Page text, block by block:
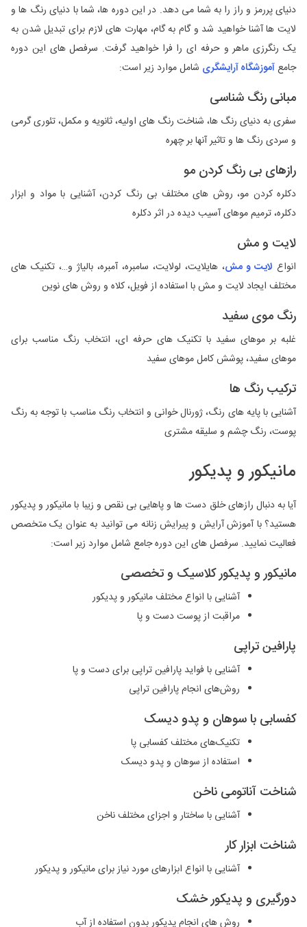
دنیای پر‌رمز و راز را به شما می‌ دهد. در این دوره ‌ها، شما با دنیای رنگ ‌ها و
لایت‌ ها آشنا خواهید شد و گام به گام، مهارت‌ های لازم برای تبدیل شدن به
یک رنگرزی ماهر و حرفه ‌ای را فرا خواهید گرفت. سرفصل‌ های این دوره
جامعآموزشگاه آرایشگری شامل موارد زیر است:
مبانی رنگ‌ شناسی
سفری به دنیای رنگ‌ ها، شناخت رنگ‌ های اولیه، ثانویه و مکمل، تئوری گرمی
و سردی رنگ‌ ها و تاثیر آنها بر چهره
رازهای بی‌ رنگ کردن مو
دکلره کردن مو، روش‌ های مختلف بی ‌رنگ کردن، آشنایی با مواد و ابزار
دکلره، ترمیم موهای آسیب ‌دیده در اثر دکلره
لایت و مش
انواع لایت و مش، هایلایت، لولایت، سامبره، آمبره، بالیاژ و…، تکنیک ‌های
مختلف ایجاد لایت و مش با استفاده از فویل، کلاه و روش ‌های نوین
رنگ موی سفید
غلبه بر موهای سفید با تکنیک‌ های حرفه ‌ای، انتخاب رنگ مناسب برای
موهای سفید، پوشش کامل موهای سفید
ترکیب رنگ‌ ها
آشنایی با پایه ‌های رنگ، ژورنال خوانی و انتخاب رنگ مناسب با توجه به رنگ
پوست، رنگ چشم و سلیقه مشتری
مانیکور و پدیکور
آیا به دنبال رازهای خلق دست ‌ها و پاهایی بی ‌نقص و زیبا با مانیکور و پدیکور
هستید؟ با آموزش آرایش و پیرایش زنانه می توانید به عنوان یک متخصص
فعالیت نمایید. سرفصل ‌های این دوره جامع شامل موارد زیر است:
مانیکور و پدیکور کلاسیک و تخصصی
آشنایی با انواع مختلف مانیکور و پدیکور
مراقبت از پوست دست و پا
پارافین تراپی
آشنایی با فواید پارافین تراپی برای دست و پا
روش‌های انجام پارافین تراپی
کفسابی با سوهان و پدو دیسک
تکنیک‌های مختلف کفسابی پا
استفاده از سوهان و پدو دیسک
شناخت آناتومی ناخن
آشنایی با ساختار و اجزای مختلف ناخن
شناخت ابزار کار
آشنایی با انواع ابزارهای مورد نیاز برای مانیکور و پدیکور
دورگیری و پدیکور خشک
روش ‌های انجام پدیکور بدون استفاده از آب